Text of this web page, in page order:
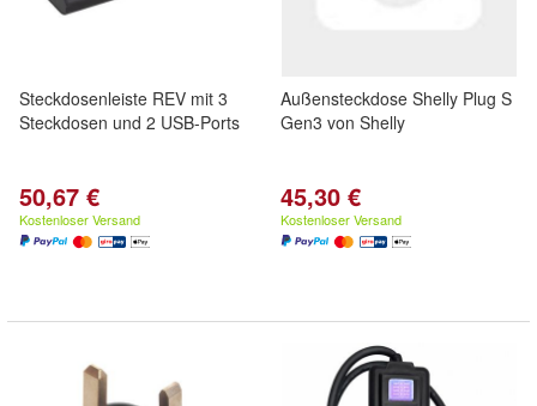
Steckdosenleiste REV mit 3
Steckdosen und 2 USB-Ports
50,67 €
Kostenloser Versand
Außensteckdose Shelly Plug S
Gen3 von Shelly
45,30 €
Kostenloser Versand